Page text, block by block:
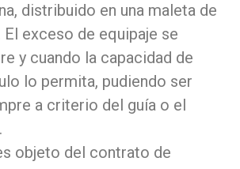
distribuido en una maleta de
exceso de equipaje se
y cuando la capacidad de
lo permita, pudiendo ser
a criterio del guía o el
objeto del contrato de